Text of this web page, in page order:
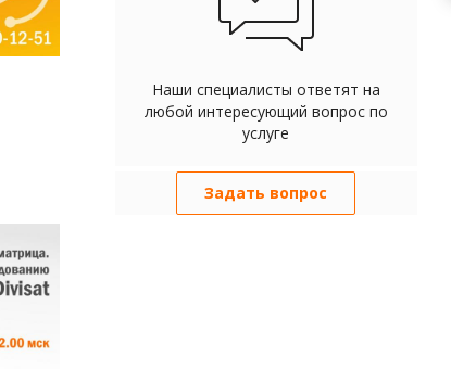
Наши специалисты ответят на
любой интересующий вопрос по
услуге
Задать вопрос